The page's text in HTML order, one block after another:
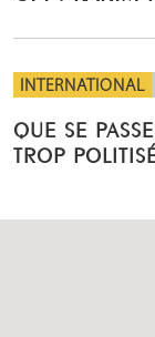
INTERNATIONAL
QUE SE
TROP